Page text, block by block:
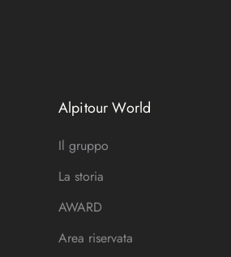
Alpitour World
Il gruppo
La storia
AWARD
Area riservata